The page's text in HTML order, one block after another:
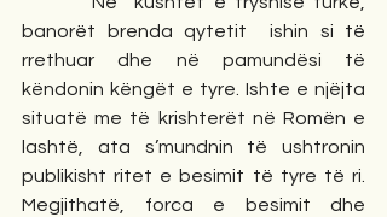
banorët brenda qytetit  ishin si të
rrethuar dhe në pamundësi të
këndonin këngët e tyre. Ishte e njëjta
situatë me të krishterët në Romën e
lashtë, ata s’mundnin të ushtronin
publikisht ritet e besimit të tyre të ri.
Megjithatë, forca e besimit dhe